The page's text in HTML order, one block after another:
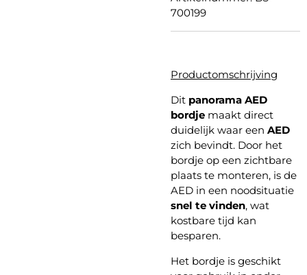
700199
Productomschrijving
Dit panorama AED
bordje maakt direct
duidelijk waar een AED
zich bevindt. Door het
bordje op een zichtbare
plaats te monteren, is de
AED in een noodsituatie
snel te vinden, wat
kostbare tijd kan
besparen.
Het bordje is geschikt